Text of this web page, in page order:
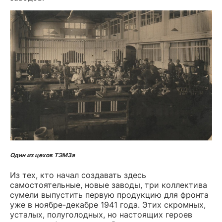
Один из цехов ТЭМЗа
Из тех, кто начал создавать здесь
самостоятельные, новые заводы, три коллектива
сумели выпустить первую продукцию для фронта
уже в ноябре-декабре 1941 года. Этих скромных,
усталых, полуголодных, но настоящих героев